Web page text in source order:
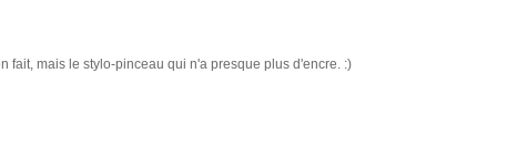
fait, mais le stylo-pinceau qui n'a presque plus d'encre. :)